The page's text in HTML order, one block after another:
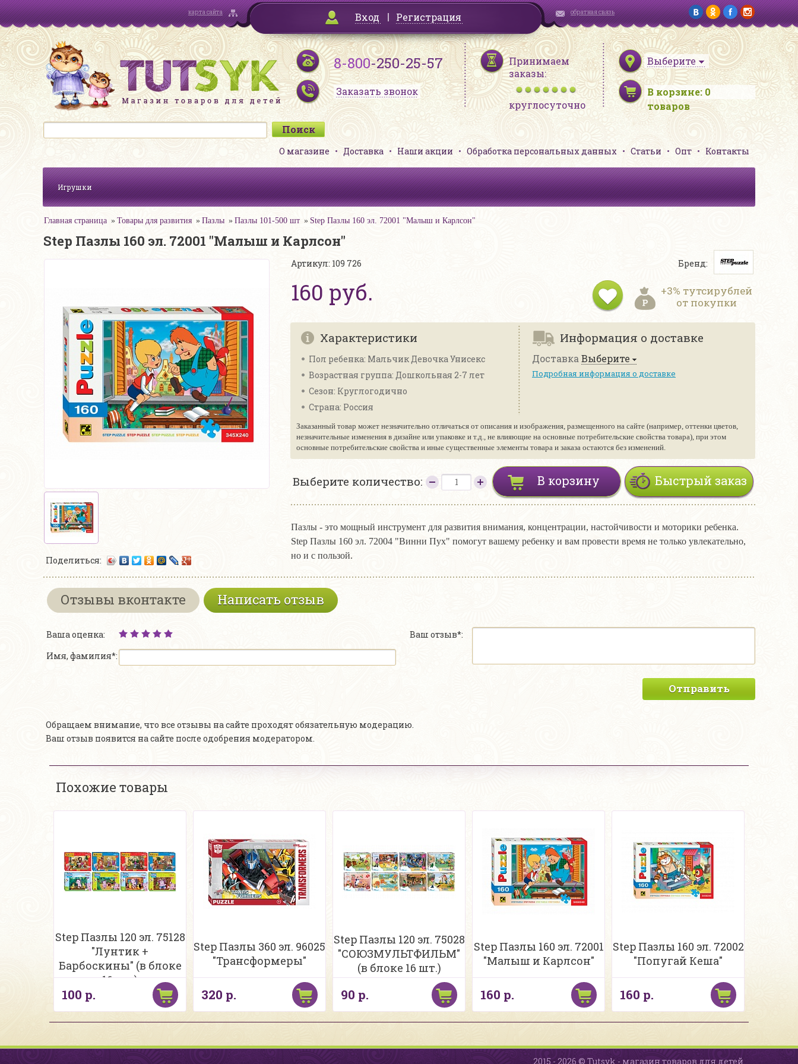
карта сайта Вход Регистрация обратная связь
8-800-250-25-57
Заказать звонок
Принимаем
заказы:
круглосуточно
Выберите
В корзине: 0
товаров
О магазине Доставка Наши акции Обработка персональных данных Статьи Опт Контакты
Игрушки
Главная страница Товары для развития Пазлы Пазлы 101-500 шт Step Пазлы 160 эл. 72001 "Малыш и Карлсон"
Step Пазлы 160 эл. 72001 "Малыш и Карлсон"
Поделиться:
Артикул: 109 726
160 руб.
Бренд:
+3% тутсирублей
от покупки
Характеристики
Пол ребенка: Мальчик Девочка Унисекс
Возрастная группа: Дошкольная 2-7 лет
Сезон: Круглогодично
Страна: Россия
Информация о доставке
Доставка Выберите
Подробная информация о доставке
Заказанный товар может незначительно отличаться от описания и изображения, размещенного на сайте (например, оттенки цветов,
незначительные изменения в дизайне или упаковке и т.д., не влияющие на основные потребительские свойства товара), при этом
основные потребительские свойства и иные существенные элементы товара и заказа остаются без изменений.
Выберите количество: Быстрый заказ
В корзину
Пазлы - это мощный инструмент для развития внимания, концентрации, настойчивости и моторики ребенка.
Step Пазлы 160 эл. 72004 "Винни Пух" помогут вашему ребенку и вам провести время не только увлекательно,
но и с пользой.
Отзывы вконтакте Написать отзыв
Ваша оценка:
Имя, фамилия*:
Ваш отзыв*:
Отправить
Обращаем внимание, что все отзывы на сайте проходят обязательную модерацию.
Ваш отзыв появится на сайте после одобрения модератором.
Похожие товары
Step Пазлы 120 эл. 75128
"Лунтик +
Барбоскины" (в блоке
16 шт.)
100 р.
Step Пазлы 360 эл. 96025
"Трансформеры"
320 р.
Step Пазлы 120 эл. 75028
"СОЮЗМУЛЬТФИЛЬМ"
(в блоке 16 шт.)
90 р.
Step Пазлы 160 эл. 72001
"Малыш и Карлсон"
160 р.
Step Пазлы 160 эл. 72002
"Попугай Кеша"
160 р.
2015 - 2026 © Tutsyk - магазин товаров для детей